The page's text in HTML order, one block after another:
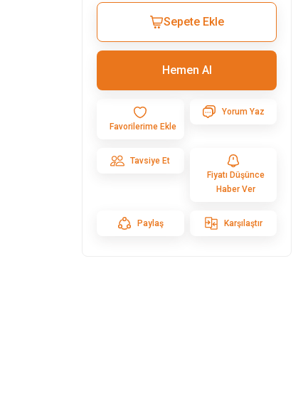
Sepete Ekle
Hemen Al
Yorum Yaz
Tavsiye Et
Fiyatı Düşünce
Haber Ver
Paylaş Karşılaştır